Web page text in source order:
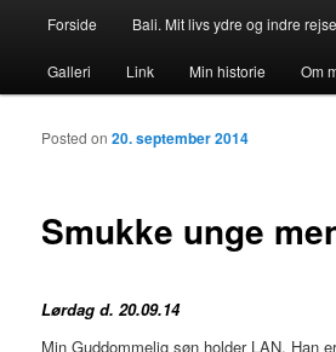
Fortsæt til primært indhold
Fortsæt til sekundært indhold
Forside Bali. Mit livs ydre og indre
Galleri Link Min historie Om
Indlægs navigation
Smukke unge
Posted on20. september 2014
Lørdag d. 20.09.14
Min Guddommelig søn holder LAN. Han